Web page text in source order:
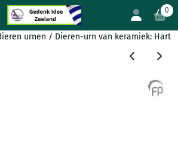
beschikbaar. Kies instellingen of sta0
urnen / Dieren-urn van keramiek: Hart